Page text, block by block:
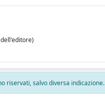
riservati, salvo diversa indicazione.